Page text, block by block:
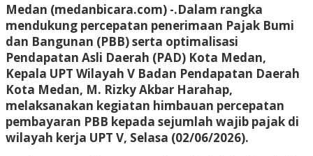
Medan (medanbicara.com) -.Dalam rangka
mendukung percepatan penerimaan Pajak Bumi
dan Bangunan (PBB) serta optimalisasi
Pendapatan Asli Daerah (PAD) Kota Medan,
Kepala UPT Wilayah V Badan Pendapatan Daerah
Kota Medan, M. Rizky Akbar Harahap,
melaksanakan kegiatan himbauan percepatan
pembayaran PBB kepada sejumlah wajib pajak di
wilayah kerja UPT V, Selasa (02/06/2026).